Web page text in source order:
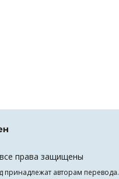
права защищены
принадлежат авторам перевода.